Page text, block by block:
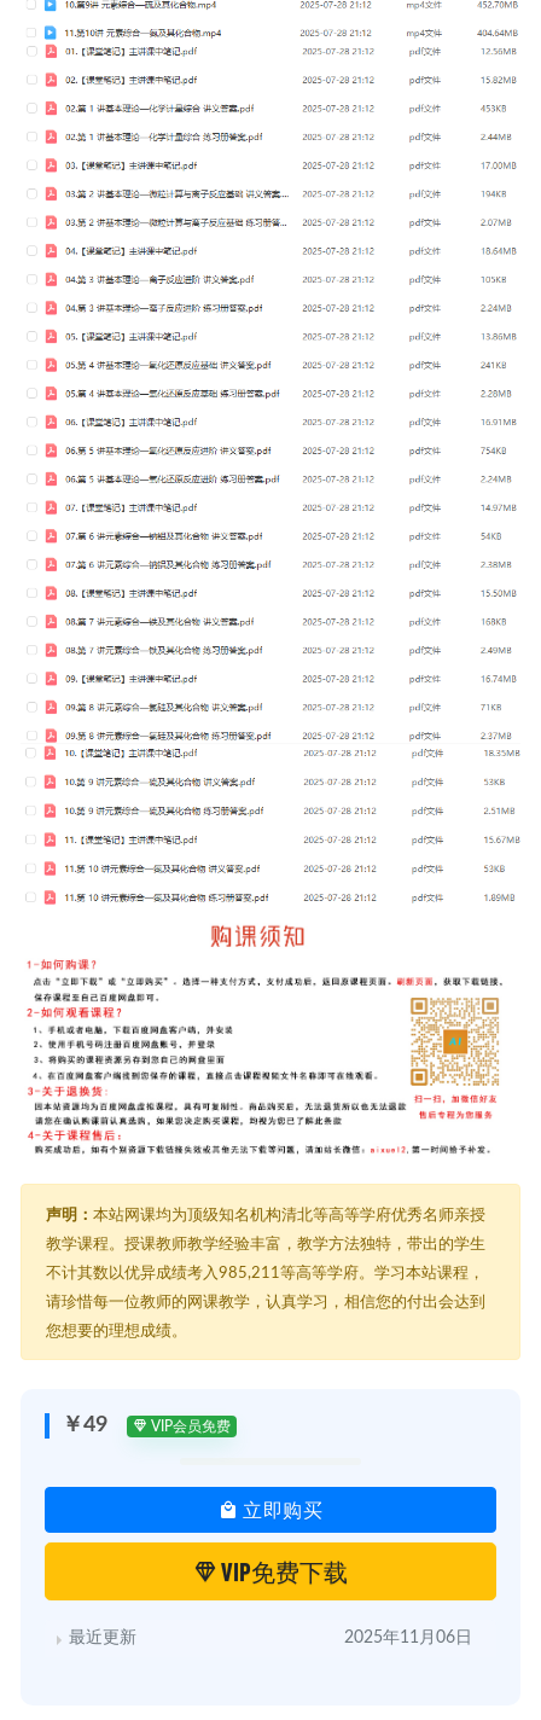
声明： 本站网课均为顶级知名机构清北等高等学府优秀名师亲授
教学课程。授课教师教学经验丰富，教学方法独特，带出的学生
不计其数以优异成绩考入985,211等高等学府。学习本站课程，
请珍惜每一位教师的网课教学，认真学习，相信您的付出会达到
您想要的理想成绩。
￥49 VIP会员免费
立即购买
VIP免费下载
最近更新 2025年11月06日